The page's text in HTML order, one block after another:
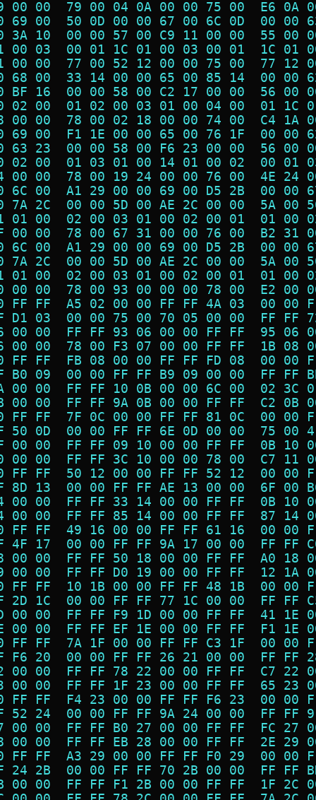
00 00  79 00 04 0A 00 00 75 00  E6
69 00  50 0D 00 00 67 00 6C 0D  00
3A 10  00 00 57 00 C9 11 00 00  55
00 03  00 01 1C 01 00 03 00 01  1C
00 00  77 00 52 12 00 00 75 00  77
68 00  33 14 00 00 65 00 85 14  00
BF 16  00 00 58 00 C2 17 00 00  56
02 00  01 02 00 03 01 00 04 00  01
00 00  78 00 02 18 00 00 74 00  C4
69 00  F1 1E 00 00 65 00 76 1F  00
63 23  00 00 58 00 F6 23 00 00  56
02 00  01 03 01 00 14 01 00 02  00
00 00  78 00 19 24 00 00 76 00  4E
6C 00  A1 29 00 00 69 00 D5 2B  00
7A 2C  00 00 5D 00 AE 2C 00 00  5A
01 00  02 00 03 01 00 02 00 01  01
00 00  78 00 67 31 00 00 76 00  B2
6C 00  A1 29 00 00 69 00 D5 2B  00
7A 2C  00 00 5D 00 AE 2C 00 00  5A
01 00  02 00 03 01 00 02 00 01  01
00 00  78 00 93 00 00 00 78 00  E2
FF FF  A5 02 00 00 FF FF 4A 03  00
D1 03  00 00 75 00 70 05 00 00  FF
00 00  FF FF 93 06 00 00 FF FF  95
00 00  78 00 F3 07 00 00 FF FF  1B
FF FF  FB 08 00 00 FF FF FD 08  00
B0 09  00 00 FF FF B9 09 00 00  FF
00 00  FF FF 10 0B 00 00 6C 00  02
00 00  FF FF 9A 0B 00 00 FF FF  C2
FF FF  7F 0C 00 00 FF FF 81 0C  00
50 0D  00 00 FF FF 6E 0D 00 00  75
00 00  FF FF 09 10 00 00 FF FF  0B
00 00  FF FF 3C 10 00 00 78 00  C7
FF FF  50 12 00 00 FF FF 52 12  00
8D 13  00 00 FF FF AE 13 00 00  6F
00 00  FF FF 33 14 00 00 FF FF  0B
00 00  FF FF 85 14 00 00 FF FF  87
FF FF  49 16 00 00 FF FF 61 16  00
4F 17  00 00 FF FF 9A 17 00 00  FF
00 00  FF FF 50 18 00 00 FF FF  A0
00 00  FF FF D0 19 00 00 FF FF  12
FF FF  10 1B 00 00 FF FF 48 1B  00
2D 1C  00 00 FF FF 77 1C 00 00  FF
00 00  FF FF F9 1D 00 00 FF FF  41
00 00  FF FF EF 1E 00 00 FF FF  F1
FF FF  7A 1F 00 00 FF FF C3 1F  00
F6 20  00 00 FF FF 26 21 00 00  FF
00 00  FF FF 78 22 00 00 FF FF  C7
00 00  FF FF 1F 23 00 00 FF FF  65
FF FF  F4 23 00 00 FF FF F6 23  00
52 24  00 00 FF FF 9A 24 00 00  FF
00 00  FF FF B0 27 00 00 FF FF  FC
00 00  FF FF EB 28 00 00 FF FF  2E
FF FF  A3 29 00 00 FF FF F0 29  00
24 2B  00 00 FF FF 70 2B 00 00  FF
00 00  FF FF F1 2B 00 00 FF FF  1F